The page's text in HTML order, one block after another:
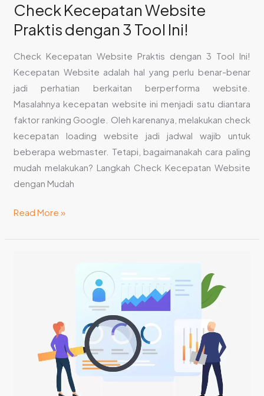
Check Kecepatan Website
Praktis dengan 3 Tool Ini!
Check Kecepatan Website Praktis dengan 3 Tool Ini!
Kecepatan Website adalah hal yang perlu benar-benar
jadi perhatian berkaitan berperforma website.
Masalahnya kecepatan website ini menjadi satu diantara
faktor ranking Google. Oleh karenanya, melakukan check
kecepatan loading website jadi jadwal wajib untuk
beberapa webmaster. Tetapi, bagaimanakah cara paling
mudah melakukan? Langkah Check Kecepatan Website
dengan Mudah
Read More »